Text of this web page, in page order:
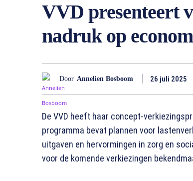
VVD presenteert
nadruk op
Door Annelien Bosboom 26 juli 2025
De VVD heeft haar concept-
programma bevat plannen voor
uitgaven en hervormingen in zorg en
voor de komende verkiezingen